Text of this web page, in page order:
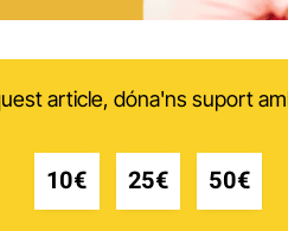
article, dóna'ns suport
10€ 25€ 50€